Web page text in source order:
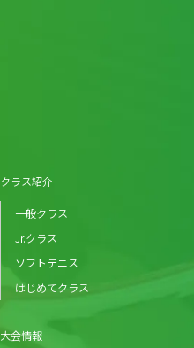
クラス紹介
一般クラス
Jr.クラス
ソフトテニス
はじめてクラス
大会情報